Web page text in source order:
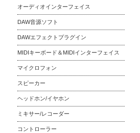
オーディオインターフェイス
DAW音源ソフト
DAWエフェクトプラグイン
MIDIキーボード＆MIDIインターフェイス
マイクロフォン
スピーカー
ヘッドホン/イヤホン
ミキサー/レコーダー
コントローラー